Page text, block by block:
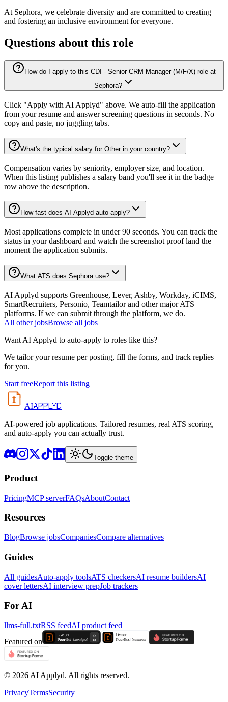
At Sephora, we celebrate diversity and are committed to creating
and fostering an inclusive environment for everyone.
Questions about this role
How do I apply to this CDI - Senior CRM Manager (M/F/X) role at
Sephora?
Click "Apply with AI Applyd" above. We auto-fill the application
from your resume and answer screening questions in seconds. No
copy and paste, no juggling tabs.
What's the typical salary for Other in your country?
Compensation varies by seniority, employer size, and location.
When this listing publishes a salary band you'll see it in the badge
row above the description.
How fast does AI Applyd auto-apply?
Most applications complete in under 90 seconds. You can track the
status in your dashboard and watch the screenshot proof land the
moment the application submits.
What ATS does Sephora use?
AI Applyd supports Greenhouse, Lever, Ashby, Workday, iCIMS,
SmartRecruiters, Personio, Teamtailor and other major ATS
platforms. If we can submit through the platform, we do.
All other jobsBrowse all jobs
Want AI Applyd to auto-apply to roles like this?
We tailor your resume per posting, fill the forms, and track replies
for you.
Start freeReport this listing
AIAPPLYD
AI-powered job applications. Tailored resumes, real ATS scoring,
and auto-apply you can actually trust.
Toggle theme
Product
PricingMCP serverFAQsAboutContact
Resources
BlogBrowse jobsCompaniesCompare alternatives
Guides
All guidesAuto-apply toolsATS checkersAI resume buildersAI
cover lettersAI interview prepJob trackers
For AI
llms-full.txtRSS feedAI product feed
Featured on
© 2026 AI Applyd. All rights reserved.
PrivacyTermsSecurity